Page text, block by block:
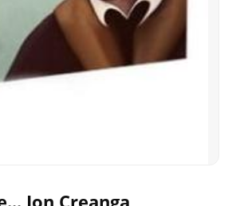
Ion Creanga